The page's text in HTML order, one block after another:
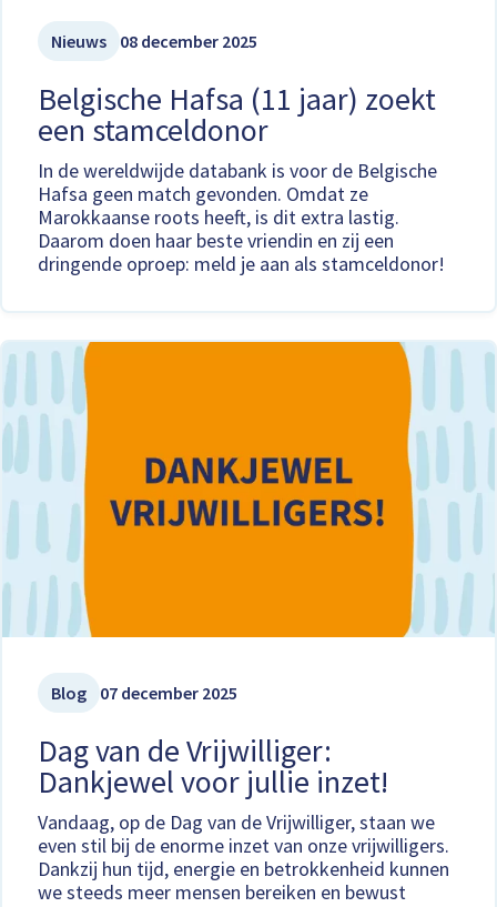
Nieuws 08 december 2025
Belgische Hafsa (11 jaar) zoekt
een stamceldonor
In de wereldwijde databank is voor de Belgische
Hafsa geen match gevonden. Omdat ze
Marokkaanse roots heeft, is dit extra lastig.
Daarom doen haar beste vriendin en zij een
dringende oproep: meld je aan als stamceldonor!
Blog 07 december 2025
Dag van de Vrijwilliger:
Dankjewel voor jullie inzet!
Vandaag, op de Dag van de Vrijwilliger, staan we
even stil bij de enorme inzet van onze vrijwilligers.
Dankzij hun tijd, energie en betrokkenheid kunnen
we steeds meer mensen bereiken en bewust